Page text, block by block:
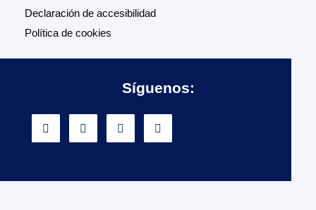
Declaración de accesibilidad
Política de cookies
Síguenos: